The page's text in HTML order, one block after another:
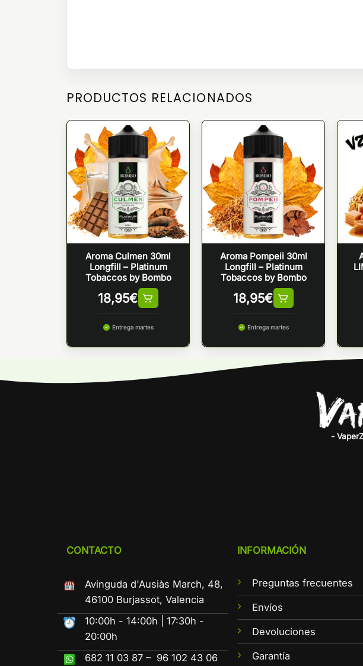
PRODUCTOS RELACIONADOS
Aroma Culmen 30ml
Longfill – Platinum
Tobaccos by Bombo
18,95€
Entrega martes
Aroma Pompeii 30ml
Longfill – Platinum
Tobaccos by Bombo
18,95€
Entrega martes
-
CONTACTO
Avinguda d'Ausiàs March, 48,
46100 Burjassot, Valencia
10:00h - 14:00h | 17:30h -
20:00h
682 11 03 87 – 96 102 43 06
INFORMACIÓN
Preguntas frecuentes
Envíos
Devoluciones
Garantía